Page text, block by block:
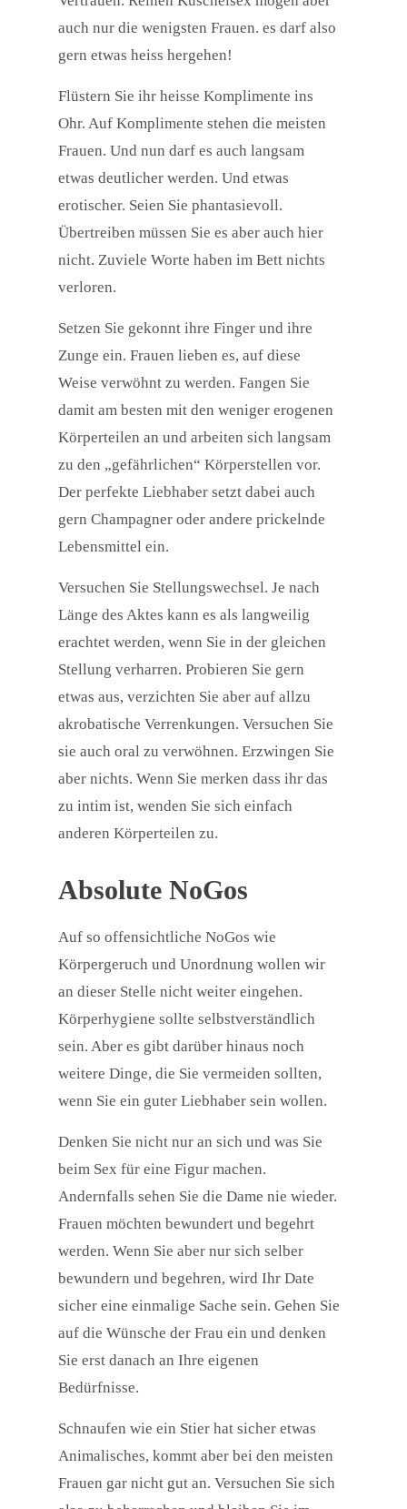
auch nur die wenigsten Frauen. es darf also
gern etwas heiss hergehen!
Flüstern Sie ihr heisse Komplimente ins
Ohr. Auf Komplimente stehen die meisten
Frauen. Und nun darf es auch langsam
etwas deutlicher werden. Und etwas
erotischer. Seien Sie phantasievoll.
Übertreiben müssen Sie es aber auch hier
nicht. Zuviele Worte haben im Bett nichts
verloren.
Setzen Sie gekonnt ihre Finger und ihre
Zunge ein. Frauen lieben es, auf diese
Weise verwöhnt zu werden. Fangen Sie
damit am besten mit den weniger erogenen
Körperteilen an und arbeiten sich langsam
zu den „gefährlichen“ Körperstellen vor.
Der perfekte Liebhaber setzt dabei auch
gern Champagner oder andere prickelnde
Lebensmittel ein.
Versuchen Sie Stellungswechsel. Je nach
Länge des Aktes kann es als langweilig
erachtet werden, wenn Sie in der gleichen
Stellung verharren. Probieren Sie gern
etwas aus, verzichten Sie aber auf allzu
akrobatische Verrenkungen. Versuchen Sie
sie auch oral zu verwöhnen. Erzwingen Sie
aber nichts. Wenn Sie merken dass ihr das
zu intim ist, wenden Sie sich einfach
anderen Körperteilen zu.
Absolute NoGos
Auf so offensichtliche NoGos wie
Körpergeruch und Unordnung wollen wir
an dieser Stelle nicht weiter eingehen.
Körperhygiene sollte selbstverständlich
sein. Aber es gibt darüber hinaus noch
weitere Dinge, die Sie vermeiden sollten,
wenn Sie ein guter Liebhaber sein wollen.
Denken Sie nicht nur an sich und was Sie
beim Sex für eine Figur machen.
Andernfalls sehen Sie die Dame nie wieder.
Frauen möchten bewundert und begehrt
werden. Wenn Sie aber nur sich selber
bewundern und begehren, wird Ihr Date
sicher eine einmalige Sache sein. Gehen Sie
auf die Wünsche der Frau ein und denken
Sie erst danach an Ihre eigenen
Bedürfnisse.
Schnaufen wie ein Stier hat sicher etwas
Animalisches, kommt aber bei den meisten
Frauen gar nicht gut an. Versuchen Sie sich